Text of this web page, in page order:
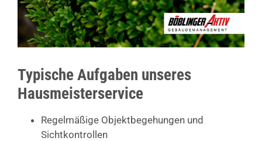
Typische Aufgaben unseres
Hausmeisterservice
Regelmäßige Objektbegehungen und
Sichtkontrollen